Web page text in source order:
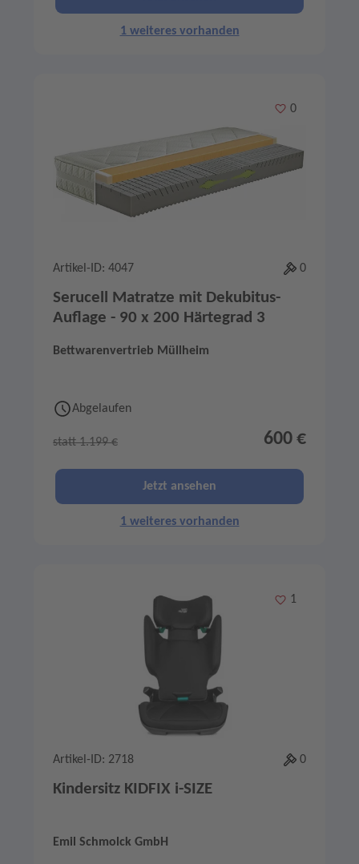
1 weiteres vorhanden
Merken
0
Artikel-ID: 4047 0
Serucell Matratze mit Dekubitus-
Auflage - 90 x 200 Härtegrad 3
Bettwarenvertrieb Müllheim
Abgelaufen
statt 1.199 € 600 €
Jetzt ansehen
1 weiteres vorhanden
Merken
1
Artikel-ID: 2718 0
Kindersitz KIDFIX i-SIZE
Emil Schmolck GmbH